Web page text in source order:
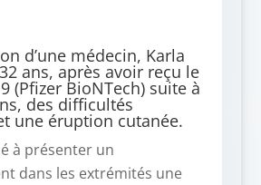
d’une médecin, Karla
ans, après avoir reçu le
(Pfizer BioNTech) suite à
des difficultés
une éruption cutanée.
à présenter un
dans les extrémités une